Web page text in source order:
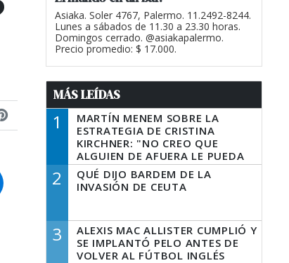
Asiaka. Soler 4767, Palermo. 11.2492-8244.
Lunes a sábados de 11.30 a 23.30 horas.
Domingos cerrado. @asiakapalermo.
Precio promedio: $ 17.000.
MÁS LEÍDAS
1
MARTÍN MENEM SOBRE LA
ESTRATEGIA DE CRISTINA
KIRCHNER: "NO CREO QUE
ALGUIEN DE AFUERA LE PUEDA
DECIR A LA JUSTICIA LO QUE
TIENE QUE HACER"
2
QUÉ DIJO BARDEM DE LA
INVASIÓN DE CEUTA
3
ALEXIS MAC ALLISTER CUMPLIÓ Y
SE IMPLANTÓ PELO ANTES DE
VOLVER AL FÚTBOL INGLÉS